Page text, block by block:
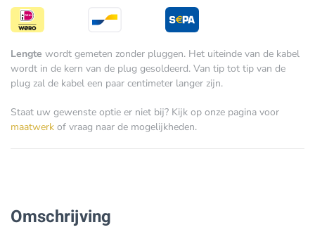
Lengte wordt gemeten zonder pluggen. Het uiteinde van de kabel
wordt in de kern van de plug gesoldeerd. Van tip tot tip van de
plug zal de kabel een paar centimeter langer zijn.
Staat uw gewenste optie er niet bij? Kijk op onze pagina voor
maatwerk of vraag naar de mogelijkheden.
Omschrijving